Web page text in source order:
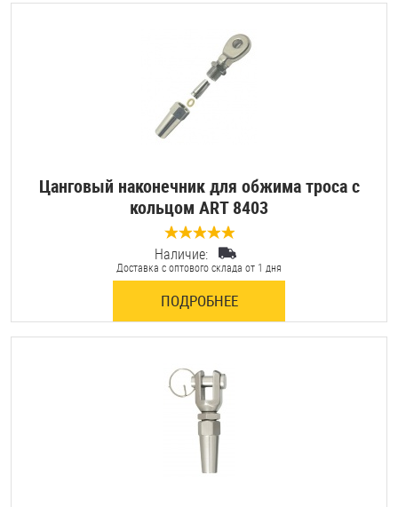
Цанговый наконечник для обжима троса с
кольцом ART 8403
0 отзывов
Наличие:
Доставка с оптового склада от 1 дня
ПОДРОБНЕЕ